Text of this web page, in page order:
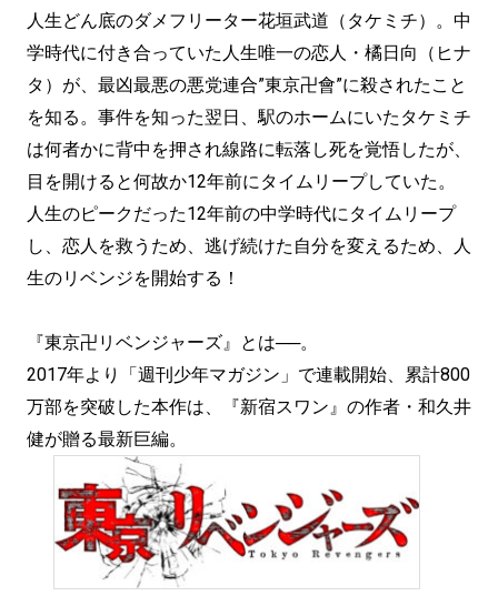
人生どん底のダメフリーター花垣武道（タケミチ）。中
学時代に付き合っていた人生唯一の恋人・橘日向（ヒナ
タ）が、最凶最悪の悪党連合”東京卍會”に殺されたこと
を知る。事件を知った翌日、駅のホームにいたタケミチ
は何者かに背中を押され線路に転落し死を覚悟したが、
目を開けると何故か12年前にタイムリープしていた。
人生のピークだった12年前の中学時代にタイムリープ
し、恋人を救うため、逃げ続けた自分を変えるため、人
生のリベンジを開始する！
『東京卍リベンジャーズ』とは──。
2017年より「週刊少年マガジン」で連載開始、累計800
万部を突破した本作は、『新宿スワン』の作者・和久井
健が贈る最新巨編。